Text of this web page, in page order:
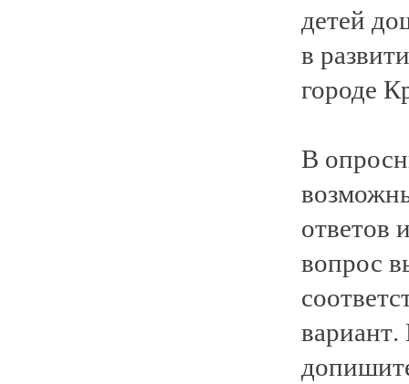
детей
в
городе
В
ответов
вопрос